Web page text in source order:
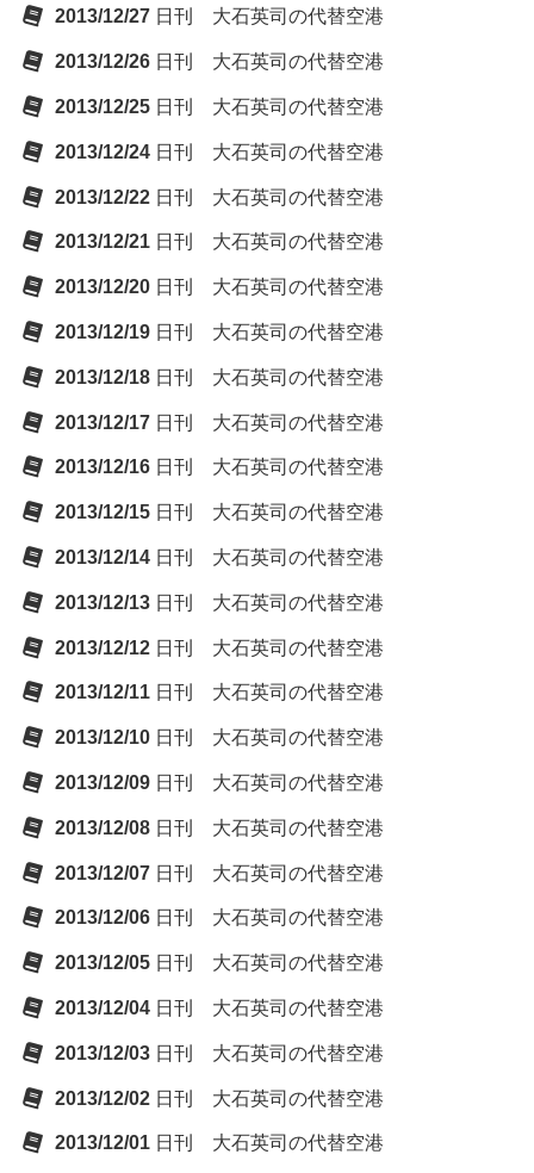
2013/12/27 日刊 大石英司の代替空港
2013/12/26 日刊 大石英司の代替空港
2013/12/25 日刊 大石英司の代替空港
2013/12/24 日刊 大石英司の代替空港
2013/12/22 日刊 大石英司の代替空港
2013/12/21 日刊 大石英司の代替空港
2013/12/20 日刊 大石英司の代替空港
2013/12/19 日刊 大石英司の代替空港
2013/12/18 日刊 大石英司の代替空港
2013/12/17 日刊 大石英司の代替空港
2013/12/16 日刊 大石英司の代替空港
2013/12/15 日刊 大石英司の代替空港
2013/12/14 日刊 大石英司の代替空港
2013/12/13 日刊 大石英司の代替空港
2013/12/12 日刊 大石英司の代替空港
2013/12/11 日刊 大石英司の代替空港
2013/12/10 日刊 大石英司の代替空港
2013/12/09 日刊 大石英司の代替空港
2013/12/08 日刊 大石英司の代替空港
2013/12/07 日刊 大石英司の代替空港
2013/12/06 日刊 大石英司の代替空港
2013/12/05 日刊 大石英司の代替空港
2013/12/04 日刊 大石英司の代替空港
2013/12/03 日刊 大石英司の代替空港
2013/12/02 日刊 大石英司の代替空港
2013/12/01 日刊 大石英司の代替空港